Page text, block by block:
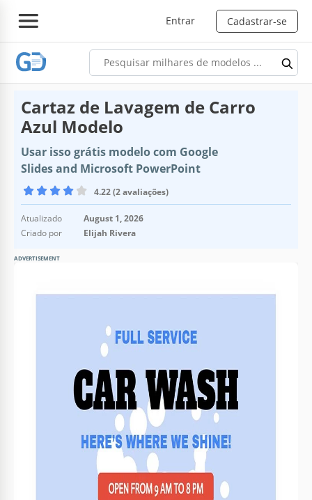
Entrar Cadastrar-se
Cartaz de Lavagem de Carro
Azul Modelo
Usar isso grátis modelo com Google
Slides and Microsoft PowerPoint
4.22 (2 avaliações)
Atualizado
August 1, 2026
Criado por
Elijah Rivera
ADVERTISEMENT